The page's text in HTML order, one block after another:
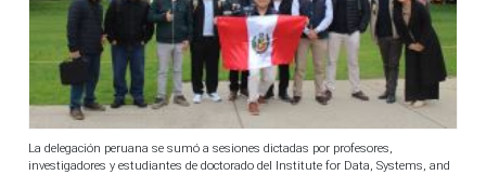
La delegación peruana se sumó a sesiones dictadas por profesores,
investigadores y estudiantes de doctorado del Institute for Data, Systems, and